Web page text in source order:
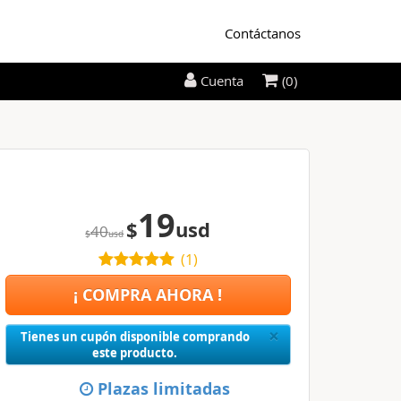
Contáctanos
$40usd $19usd
(1)
¡ COMPRA AHORA !
×Close
Tienes un cupón disponible comprando
este producto.
Plazas limitadas
Cuenta (0)